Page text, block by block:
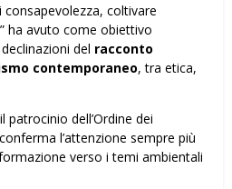
coltivare
ha avuto come obiettivo
del racconto
contemporaneo, tra etica,
patrocinio dell’Ordine dei
l’attenzione sempre più
verso i temi ambientali